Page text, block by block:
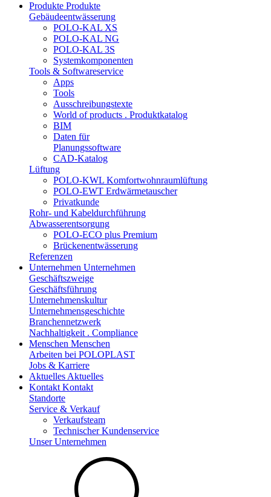
Produkte Produkte
Gebäudeentwässerung
POLO-KAL XS
POLO-KAL NG
POLO-KAL 3S
Systemkomponenten
Tools & Softwareservice
Apps
Tools
Ausschreibungstexte
World of products . Produktkatalog
BIM
Daten für
Planungssoftware
CAD-Katalog
Lüftung
POLO-KWL Komfortwohnraumlüftung
POLO-EWT Erdwärmetauscher
Privatkunde
Rohr- und Kabeldurchführung
Abwasserentsorgung
POLO-ECO plus Premium
Brückenentwässerung
Referenzen
Unternehmen Unternehmen
Geschäftszweige
Geschäftsführung
Unternehmenskultur
Unternehmensgeschichte
Branchennetzwerk
Nachhaltigkeit . Compliance
Menschen Menschen
Arbeiten bei POLOPLAST
Jobs & Karriere
Aktuelles Aktuelles
Kontakt Kontakt
Standorte
Service & Verkauf
Verkaufsteam
Technischer Kundenservice
Unser Unternehmen